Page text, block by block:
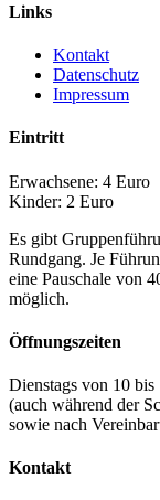
Links
Kontakt
Datenschutz
Impressum
Eintritt
Erwachsene: 4 Euro
Kinder: 2 Euro
Es gibt
Rundgang. Je
eine Pauschale von
möglich.
Öffnungszeiten
Dienstags von 10
(auch während der
sowie nach
Kontakt